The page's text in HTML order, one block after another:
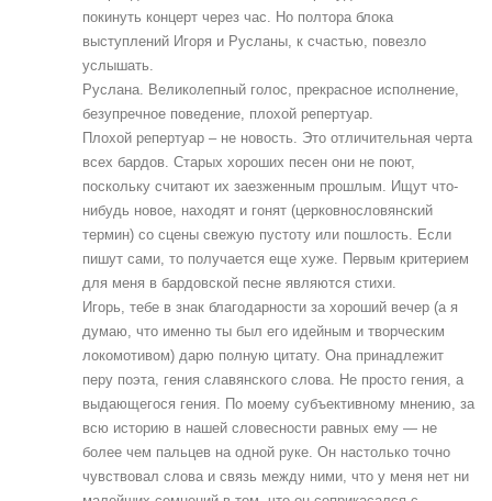
покинуть концерт через час. Но полтора блока
выступлений Игоря и Русланы, к счастью, повезло
услышать.
Руслана. Великолепный голос, прекрасное исполнение,
безупречное поведение, плохой репертуар.
Плохой репертуар – не новость. Это отличительная черта
всех бардов. Старых хороших песен они не поют,
поскольку считают их заезженным прошлым. Ищут что-
нибудь новое, находят и гонят (церковнословянский
термин) со сцены свежую пустоту или пошлость. Если
пишут сами, то получается еще хуже. Первым критерием
для меня в бардовской песне являются стихи.
Игорь, тебе в знак благодарности за хороший вечер (а я
думаю, что именно ты был его идейным и творческим
локомотивом) дарю полную цитату. Она принадлежит
перу поэта, гения славянского слова. Не просто гения, а
выдающегося гения. По моему субъективному мнению, за
всю историю в нашей словесности равных ему — не
более чем пальцев на одной руке. Он настолько точно
чувствовал слова и связь между ними, что у меня нет ни